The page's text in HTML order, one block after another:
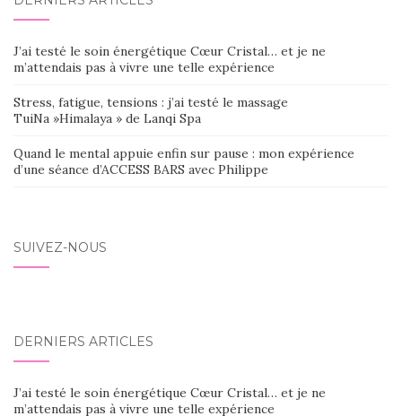
J’ai testé le soin énergétique Cœur Cristal… et je ne
m’attendais pas à vivre une telle expérience
Stress, fatigue, tensions : j’ai testé le massage
TuiNa »Himalaya » de Lanqi Spa
Quand le mental appuie enfin sur pause : mon expérience
d’une séance d’ACCESS BARS avec Philippe
SUIVEZ-NOUS
DERNIERS ARTICLES
J’ai testé le soin énergétique Cœur Cristal… et je ne
m’attendais pas à vivre une telle expérience